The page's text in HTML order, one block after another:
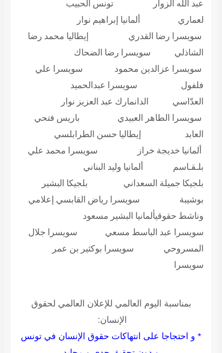
الله الزوار تونس الحبيب
ألمانيا إبراهيم نوار
رضا القدري إيطاليا محمد رضا
سويسرا رضا الضحاك
عزالدين محمود سويسرا علي
سويسرا عبدالحميد
الدانمارك عبد العزيز نوار
الطاهر العبيدي باريس فتحي
إيطاليا حسن الطرابلسي
خديجة خراز سويسرا محمد علي
ألمانيا وليد البناني
جميلة السعداني بلجيكا البشير
سويسرا رياض القابسي إعلامي
حقوقيألمانيا البشير مسعود
عبد الباسط مسعي سويسرا جلال
سويسرا بوكثير بن عمر
بمناسبة اليوم العالمي للإعلان العالمي لحقوق
الإنسان:
* و احتجاجا على انتهاكات حقوق الإنسان في تونس